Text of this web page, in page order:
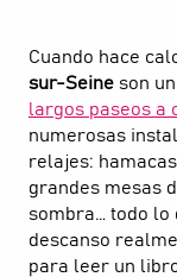
Cuando hace
sur-Seine son
largos paseos a
numerosas
relajes:
grandes mesas
sombra… todo lo
descanso
para leer un